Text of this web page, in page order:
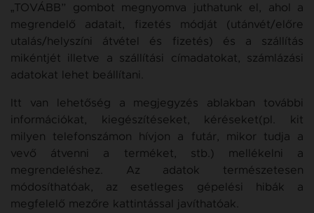
„TOVÁBB” gombot megnyomva juthatunk el, ahol a
megrendelő adatait, fizetés módját (utánvét/előre
utalás/helyszíni átvétel és fizetés) és a szállítás
mikéntjét illetve a szállítási címadatokat, számlázási
adatokat lehet beállítani.
Itt van lehetőség a megjegyzés ablakban további
információkat, kiegészítéseket, kéréseket(pl. kit
milyen telefonszámon hívjon a futár, mikor tudja a
vevő átvenni a terméket, stb.) mellékelni a
megrendeléshez. Az adatok természetesen
módosíthatóak, az esetleges gépelési hibák a
megfelelő mezőre kattintással javíthatóak.